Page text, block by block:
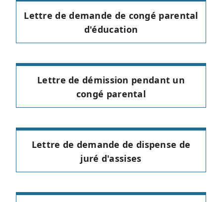
Lettre de demande de congé parental
d'éducation
Lettre de démission pendant un
congé parental
Lettre de demande de dispense de
juré d'assises